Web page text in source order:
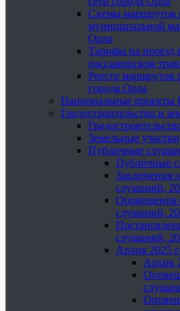
Схемы маршрутов
муниципальной
Орла
Тарифы на проезд
пассажирском
Реестр маршрутов
города Орла
Национальные проекты
Градостроительство и
Земельные участки
Публичные
Публичные
Заключения
слушаний,
Оповещения
слушаний,
слушаний,
Архив 2025
Архив